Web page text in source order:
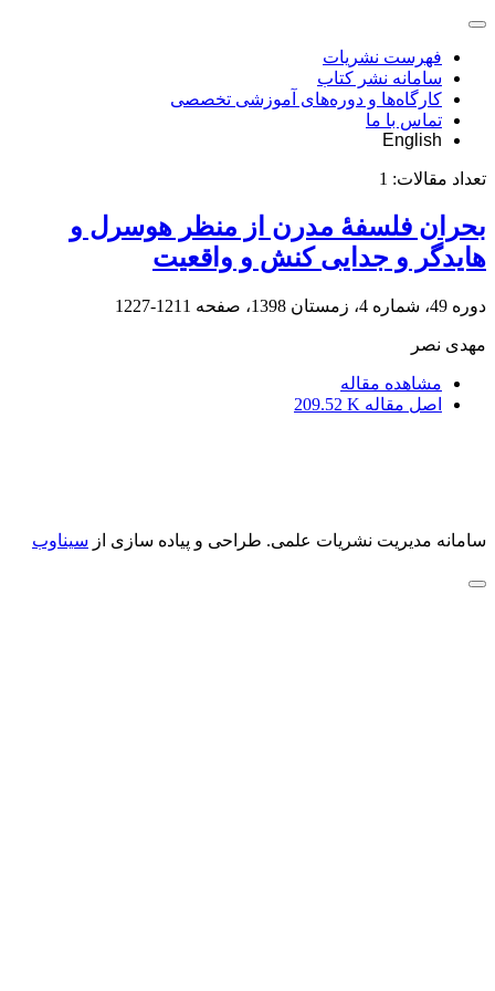
فهرست نشریات
سامانه نشر کتاب
کارگاه‌ها و دوره‌های آموزشی تخصصی
تماس با ما
English
تعداد مقالات: 1
بحران فلسفۀ مدرن از منظر هوسرل و
هایدگر و جدایی کنش و واقعیت
دوره 49، شماره 4، زمستان 1398، صفحه 1211-1227
مهدی نصر
مشاهده مقاله
اصل مقاله 209.52 K
سامانه مدیریت نشریات علمی. طراحی و پیاده سازی از سیناوب